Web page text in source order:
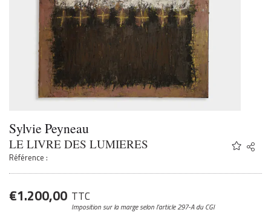
Sylvie Peyneau
LE LIVRE DES LUMIERES
Référence :
Share
Twitter
€1.200,00 TTC
Imposition sur la margeselon l’article 297-A du CGI